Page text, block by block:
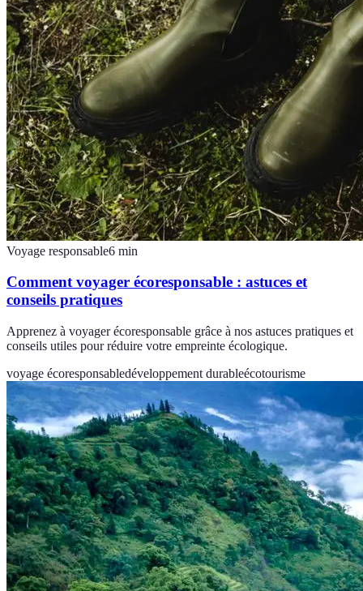
Voyage responsable6 min
Comment voyager écoresponsable : astuces et
conseils pratiques
Apprenez à voyager écoresponsable grâce à nos astuces pratiques et
conseils utiles pour réduire votre empreinte écologique.
voyage écoresponsabledéveloppement durableécotourisme